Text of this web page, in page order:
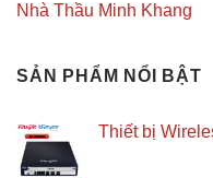
Nhà Thầu Minh Khang
SẢN PHẨM NỔI BẬT
Thiết bị